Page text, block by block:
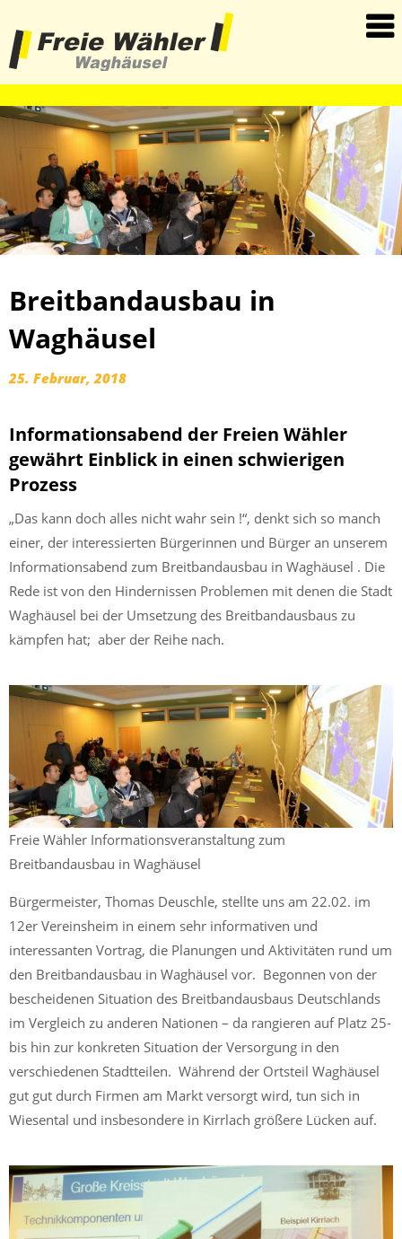
Breitbandausbau in
Waghäusel
25. Februar, 2018
Informationsabend der Freien Wähler
gewährt Einblick in einen schwierigen
Prozess
„Das kann doch alles nicht wahr sein !“, denkt sich so manch
einer, der interessierten Bürgerinnen und Bürger an unserem
Informationsabend zum Breitbandausbau in Waghäusel . Die
Rede ist von den Hindernissen Problemen mit denen die Stadt
Waghäusel bei der Umsetzung des Breitbandausbaus zu
kämpfen hat; aber der Reihe nach.
Freie Wähler Informationsveranstaltung zum
Breitbandausbau in Waghäusel
Bürgermeister, Thomas Deuschle, stellte uns am 22.02. im
12er Vereinsheim in einem sehr informativen und
interessanten Vortrag, die Planungen und Aktivitäten rund um
den Breitbandausbau in Waghäusel vor. Begonnen von der
bescheidenen Situation des Breitbandausbaus Deutschlands
im Vergleich zu anderen Nationen – da rangieren auf Platz 25-
bis hin zur konkreten Situation der Versorgung in den
verschiedenen Stadtteilen. Während der Ortsteil Waghäusel
gut gut durch Firmen am Markt versorgt wird, tun sich in
Wiesental und insbesondere in Kirrlach größere Lücken auf.